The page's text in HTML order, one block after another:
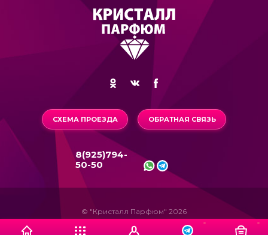
СХЕМА ПРОЕЗДА ОБРАТНАЯ СВЯЗЬ
8(925)794-
50-50
© "Кристалл Парфюм" 2026